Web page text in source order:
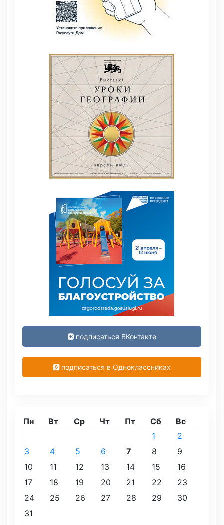
подписаться ВКонтакте
подписаться в Одноклассниках
Пн Вт Ср Чт Пт Сб Вс
1
2
3
4 5 6 7 8
9
10
11 12 13 14 15
16
17
18 19 20 21 22
23
24
25 26 27 28 29
30
31